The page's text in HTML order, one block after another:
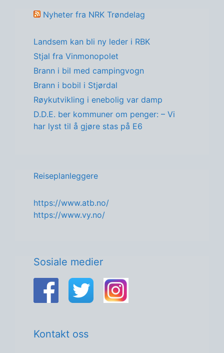
Nyheter fra NRK Trøndelag
Landsem kan bli ny leder i RBK
Stjal fra Vinmonopolet
Brann i bil med campingvogn
Brann i bobil i Stjørdal
Røykutvikling i enebolig var damp
D.D.E. ber kommuner om penger: – Vi
har lyst til å gjøre stas på E6
Reiseplanleggere
https://www.atb.no/
https://www.vy.no/
Sosiale medier
Kontakt oss